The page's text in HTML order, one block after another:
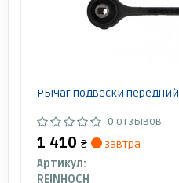
Рычаг подвески передний
0 отзывов
1 410 ₴
завтра
Артикул:
REINHOCH